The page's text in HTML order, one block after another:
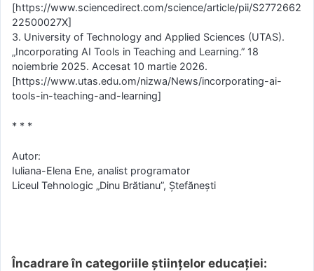
[https://www.sciencedirect.com/science/article/pii/S2772662
22500027X]
3. University of Technology and Applied Sciences (UTAS).
„Incorporating AI Tools in Teaching and Learning.” 18
noiembrie 2025. Accesat 10 martie 2026.
[https://www.utas.edu.om/nizwa/News/incorporating-ai-
tools-in-teaching-and-learning]
* * *
Autor:
Iuliana-Elena Ene, analist programator
Liceul Tehnologic „Dinu Brătianu”, Ștefănești
Încadrare în categoriile științelor educației: